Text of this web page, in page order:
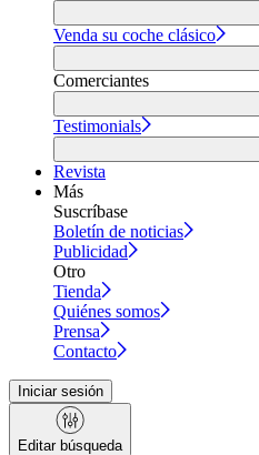
Venda su coche clásico
Comerciantes
Testimonials
Revista
Más
Suscríbase
Boletín de noticias
Publicidad
Otro
Tienda
Quiénes somos
Prensa
Contacto
Iniciar sesión
Editar búsqueda